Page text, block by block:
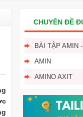
CHUYÊN ĐỀ
BÀI TẬP AMIN
AMIN
AMINO AXIT